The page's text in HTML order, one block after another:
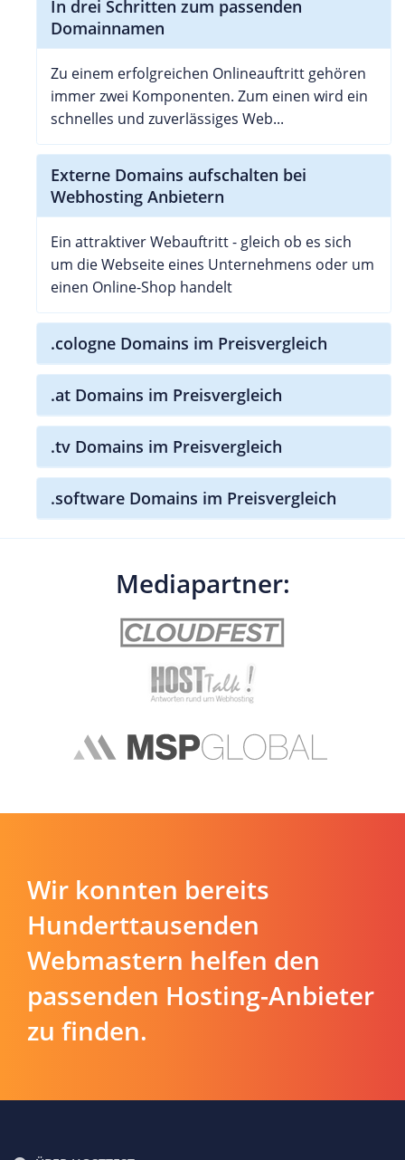
In drei Schritten zum passenden
Domainnamen
Zu einem erfolgreichen Onlineauftritt gehören
immer zwei Komponenten. Zum einen wird ein
schnelles und zuverlässiges Web...
Externe Domains aufschalten bei
Webhosting Anbietern
Ein attraktiver Webauftritt - gleich ob es sich
um die Webseite eines Unternehmens oder um
einen Online-Shop handelt
.cologne Domains im Preisvergleich
.at Domains im Preisvergleich
.tv Domains im Preisvergleich
.software Domains im Preisvergleich
Mediapartner:
Wir konnten bereits
Hunderttausenden
Webmastern helfen den
passenden Hosting-Anbieter
zu finden.